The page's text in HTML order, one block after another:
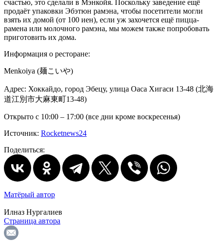
счастью, это сделали в Мэнкойя. Поскольку заведение ещё
продаёт упаковки Эбэтюн рамэна, чтобы посетители могли
взять их домой (от 100 иен), если уж захочется ещё пицца-
рамена или молочного рамэна, мы можем также попробовать
приготовить их дома.
Информация о ресторане:
Menkoiya (麺こいや)
Адрес: Хоккайдо, город Эбецу, улица Оаса Хигаси 13-48 (北海
道江別市大麻東町13-48)
Открыто с 10:00 – 17:00 (все дни кроме воскресенья)
Источник: Rocketnews24
Поделиться:
Матёрый автор
Илназ Нургалиев
Страница автора